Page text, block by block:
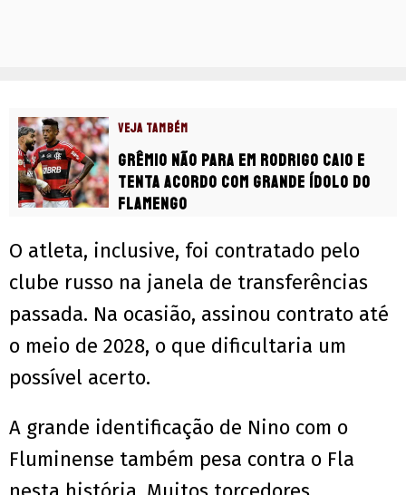
VEJA TAMBÉM
Grêmio não para em Rodrigo Caio e
tenta acordo com grande ídolo do
Flamengo
O atleta, inclusive, foi contratado pelo
clube russo na janela de transferências
passada. Na ocasião, assinou contrato até
o meio de 2028, o que dificultaria um
possível acerto.
A grande identificação de Nino com o
Fluminense também pesa contra o Fla